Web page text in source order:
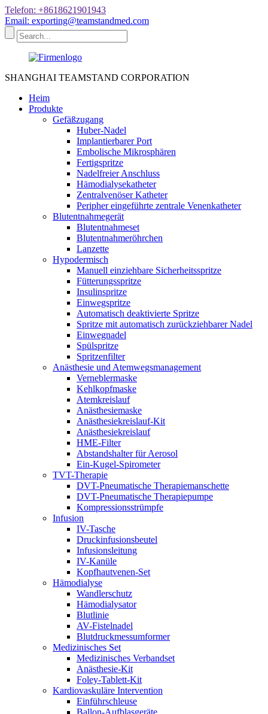
Telefon: +8618621901943
Email: exporting@teamstandmed.com
SHANGHAI TEAMSTAND CORPORATION
Heim
Produkte
Gefäßzugang
Huber-Nadel
Implantierbarer Port
Embolische Mikrosphären
Fertigspritze
Nadelfreier Anschluss
Hämodialysekatheter
Zentralvenöser Katheter
Peripher eingeführte zentrale Venenkatheter
Blutentnahmegerät
Blutentnahmeset
Blutentnahmeröhrchen
Lanzette
Hypodermisch
Manuell einziehbare Sicherheitsspritze
Fütterungsspritze
Insulinspritze
Einwegspritze
Automatisch deaktivierte Spritze
Spritze mit automatisch zurückziehbarer Nadel
Einwegnadel
Spülspritze
Spritzenfilter
Anästhesie und Atemwegsmanagement
Verneblermaske
Kehlkopfmaske
Atemkreislauf
Anästhesiemaske
Anästhesiekreislauf-Kit
Anästhesiekreislauf
HME-Filter
Abstandshalter für Aerosol
Ein-Kugel-Spirometer
TVT-Therapie
DVT-Pneumatische Therapiemanschette
DVT-Pneumatische Therapiepumpe
Kompressionsstrümpfe
Infusion
IV-Tasche
Druckinfusionsbeutel
Infusionsleitung
IV-Kanüle
Kopfhautvenen-Set
Hämodialyse
Wandlerschutz
Hämodialysator
Blutlinie
AV-Fistelnadel
Blutdruckmessumformer
Medizinisches Set
Medizinisches Verbandset
Anästhesie-Kit
Foley-Tablett-Kit
Kardiovaskuläre Intervention
Einführschleuse
Ballon-Aufblasgeräte